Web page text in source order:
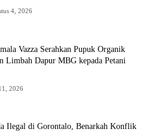
4, 2026
Vazza Serahkan Pupuk Organik
Limbah Dapur MBG kepada Petani
2026
Ilegal di Gorontalo, Benarkah Konflik